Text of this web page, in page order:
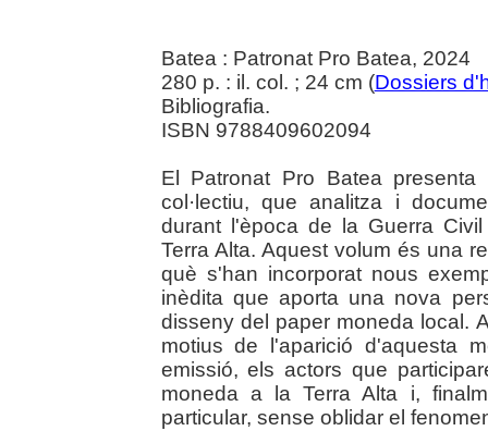
Batea : Patronat Pro Batea, 2024
280 p. : il. col. ; 24 cm (Dossiers
Bibliografia.
ISBN 9788409602094
El Patronat Pro Batea
col·lectiu, que analitza i
durant l'època de la Guerra
Terra Alta. Aquest volum és una
què s'han incorporat nous
inèdita que aporta una nova
disseny del paper moneda local.
motius de l'aparició d'aquesta
emissió, els actors que
moneda a la Terra Alta i,
particular, sense oblidar el